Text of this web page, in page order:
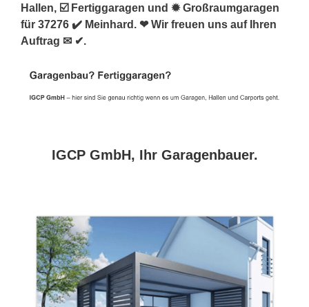
Hallen, ☑️ Fertiggaragen und ✹ Großraumgaragen
für 37276 ✔️ Meinhard. ❤ Wir freuen uns auf Ihren
Auftrag ✉ ✔.
IGCP GmbH, Ihr Garagenbauer.